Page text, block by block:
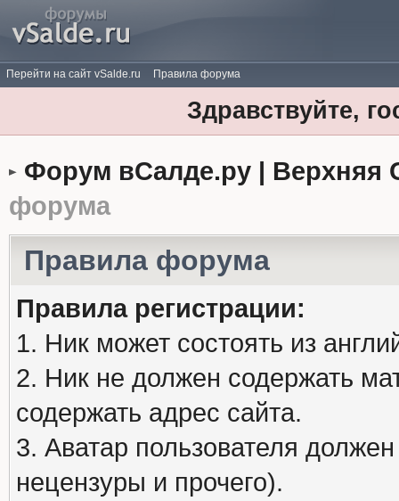
Перейти на сайт vSalde.ru Правила форума
Здравствуйте,
Форум вСалде.ру | Верхняя
форума
Правила форума
Правила регистрации:
1. Ник может состоять из
2. Ник не должен содержать
содержать адрес сайта.
3. Аватар пользователя
нецензуры и прочего).